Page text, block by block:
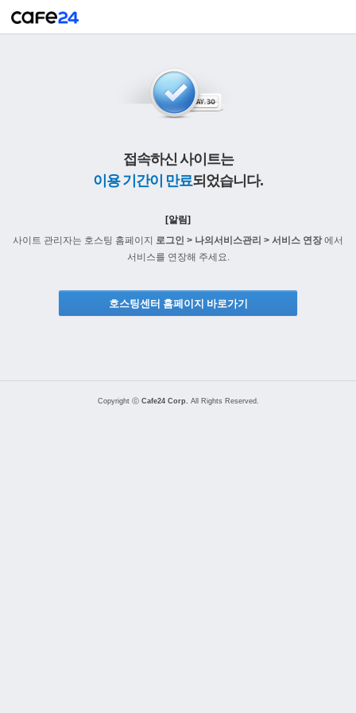
접속하신 사이트는
이용 기간이 만료되었습니다.
[알림]
사이트 관리자는 호스팅 홈페이지 로그인 > 나의서비스관리 > 서비스 연장에서
서비스를 연장해 주세요.
호스팅센터 홈페이지 바로가기
Copyright ⓒ Cafe24 Corp. All Rights Reserved.